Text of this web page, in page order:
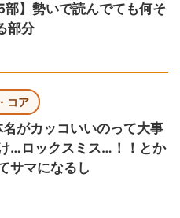
部】勢いで読んでても何そ
部分
コア
名がカッコいいのって大事
…ロックスミス…！！とか
サマになるし